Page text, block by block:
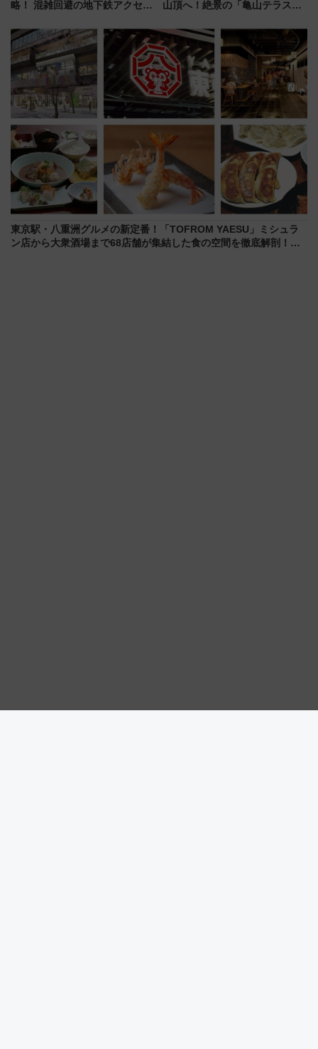
略！ 混雑回避の地下鉄アクセス
火前に楽しむ仙台観光ルートま
で解説！
山頂へ！絶景の「亀山テラス
暇村のお得な日帰りプランも登
場
東京駅・八重洲グルメの新定番！「TOFROM YAESU」ミシュラ
ン店から大衆酒場まで68店舗が集結した食の空間を徹底解剖！